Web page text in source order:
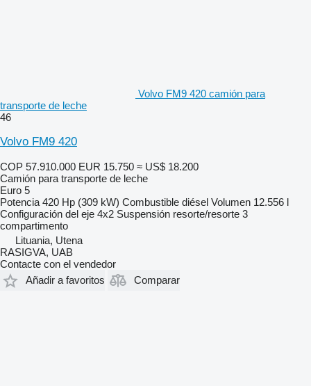
Volvo FM9 420 camión para
transporte de leche
46
Volvo FM9 420
COP 57.910.000 EUR 15.750 ≈ US$ 18.200
Camión para transporte de leche
Euro 5
Potencia 420 Hp (309 kW) Combustible diésel Volumen 12.556 l
Configuración del eje 4x2 Suspensión resorte/resorte 3
compartimento
Lituania, Utena
RASIGVA, UAB
Contacte con el vendedor
Añadir a favoritos
Comparar